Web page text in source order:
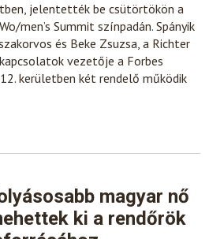
jelentették be csütörtökön a
men’s Summit színpadán. Spányik
és Beke Zsuzsa, a Richter
vezetője a Forbes
kerületben két rendelő működik
magyar nő
ki a rendőrök